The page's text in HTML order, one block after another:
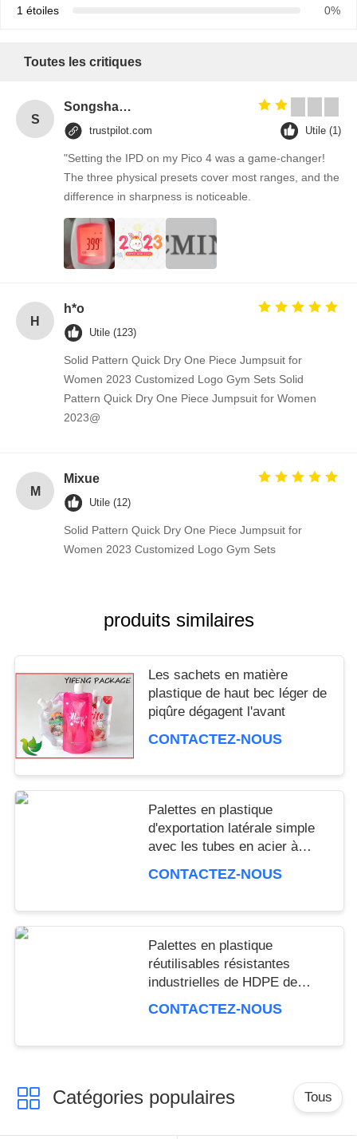
1 étoiles 0%
Toutes les critiques
S
Songshang
trustpilot.com Utile (1)
"Setting the IPD on my Pico 4 was a game-changer!
The three physical presets cover most ranges, and the
difference in sharpness is noticeable.
H
h*o
Utile (123)
Solid Pattern Quick Dry One Piece Jumpsuit for
Women 2023 Customized Logo Gym Sets Solid
Pattern Quick Dry One Piece Jumpsuit for Women
2023@
M
Mixue
Utile (12)
Solid Pattern Quick Dry One Piece Jumpsuit for
Women 2023 Customized Logo Gym Sets
produits similaires
Les sachets en matière
plastique de haut bec léger de
piqûre dégagent l'avant
CONTACTEZ-NOUS
Palettes en plastique
d'exportation latérale simple
avec les tubes en acier à
CONTACTEZ-NOUS
Palettes en plastique
réutilisables résistantes
industrielles de HDPE de
d'entrepôt
CONTACTEZ-NOUS
Catégories populaires Tous